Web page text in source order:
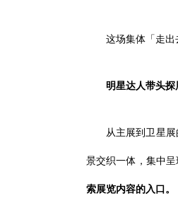
这场集体「走
明星达人带头探
从主展到卫星
景交织一体，集中
索展览内容的入口。